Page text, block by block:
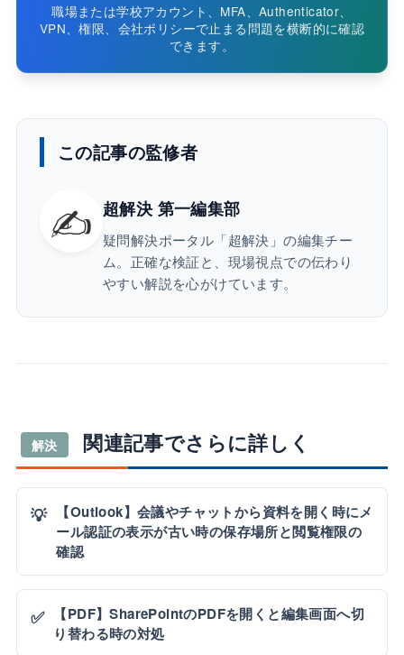
職場または学校アカウント、MFA、Authenticator、
VPN、権限、会社ポリシーで止まる問題を横断的に確認
できます。
この記事の監修者
✍️ 超解決 第一編集部
疑問解決ポータル「超解決」の編集チー
ム。正確な検証と、現場視点での伝わり
やすい解説を心がけています。
解決 関連記事でさらに詳しく
💡
【Outlook】会議やチャットから資料を開く時にメ
ール認証の表示が古い時の保存場所と閲覧権限の
確認
✅
【PDF】SharePointのPDFを開くと編集画面へ切
り替わる時の対処